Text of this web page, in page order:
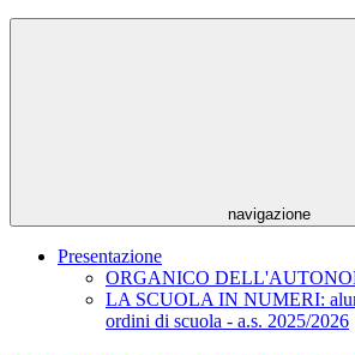
navigazione
Presentazione
ORGANICO
LA SCUOLA IN NUMERI:
ordini di scuola - a.s. 2025/2026